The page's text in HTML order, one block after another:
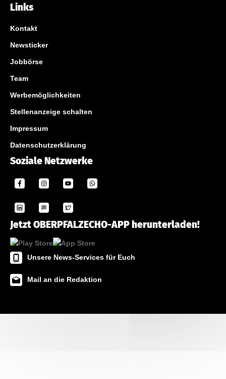
Links
Kontakt
Newsticker
Jobbörse
Team
Werbemöglichkeiten
Stellenanzeige schalten
Impressum
Datenschutzerklärung
Soziale Netzwerke
Jetzt OBERPFALZECHO-APP herunterladen!
Unsere News-Services für Euch
Mail an die Redaktion